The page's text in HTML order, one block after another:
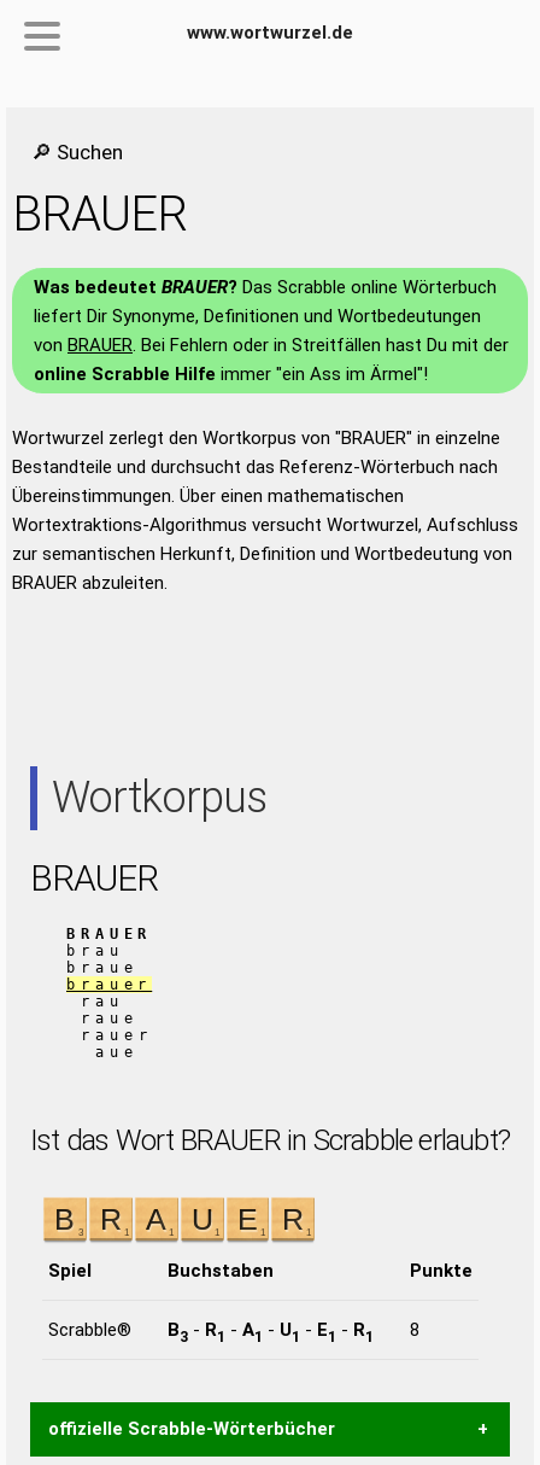
www.wortwurzel.de
🔎 Suchen
BRAUER
Was bedeutet BRAUER? Das Scrabble online Wörterbuch
liefert Dir Synonyme, Definitionen und Wortbedeutungen
von BRAUER. Bei Fehlern oder in Streitfällen hast Du mit der
online Scrabble Hilfe immer "ein Ass im Ärmel"!
Wortwurzel zerlegt den Wortkorpus von "BRAUER" in einzelne
Bestandteile und durchsucht das Referenz-Wörterbuch nach
Übereinstimmungen. Über einen mathematischen
Wortextraktions-Algorithmus versucht Wortwurzel, Aufschluss
zur semantischen Herkunft, Definition und Wortbedeutung von
BRAUER abzuleiten.
Wortkorpus
BRAUER
BRAUER
brau
braue
brauer
rau
raue
rauer
aue
Ist das Wort BRAUER in Scrabble erlaubt?
Spiel Buchstaben Punkte
Scrabble® B3 - R1 - A1 - U1 - E1 - R1 8
offizielle Scrabble-Wörterbücher